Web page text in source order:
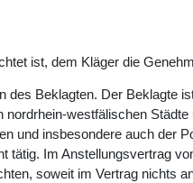
ist, dem Kläger die
des Beklagten. Der Beklagte
westfälischen
und insbesondere auch der
tätig. Im Anstellungsvertrag
soweit im Vertrag nichts